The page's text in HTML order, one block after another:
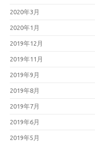
2020年3月
2020年1月
2019年12月
2019年11月
2019年9月
2019年8月
2019年7月
2019年6月
2019年5月